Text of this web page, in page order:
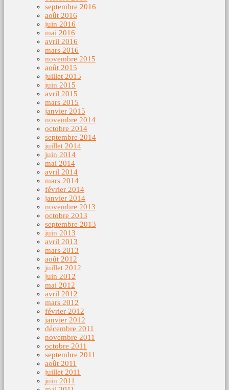
septembre 2016
août 2016
juin 2016
mai 2016
avril 2016
mars 2016
novembre 2015
août 2015
juillet 2015
juin 2015
avril 2015
mars 2015
janvier 2015
novembre 2014
octobre 2014
septembre 2014
juillet 2014
juin 2014
mai 2014
avril 2014
mars 2014
février 2014
janvier 2014
novembre 2013
octobre 2013
septembre 2013
juin 2013
avril 2013
mars 2013
août 2012
juillet 2012
juin 2012
mai 2012
avril 2012
mars 2012
février 2012
janvier 2012
décembre 2011
novembre 2011
octobre 2011
septembre 2011
août 2011
juillet 2011
juin 2011